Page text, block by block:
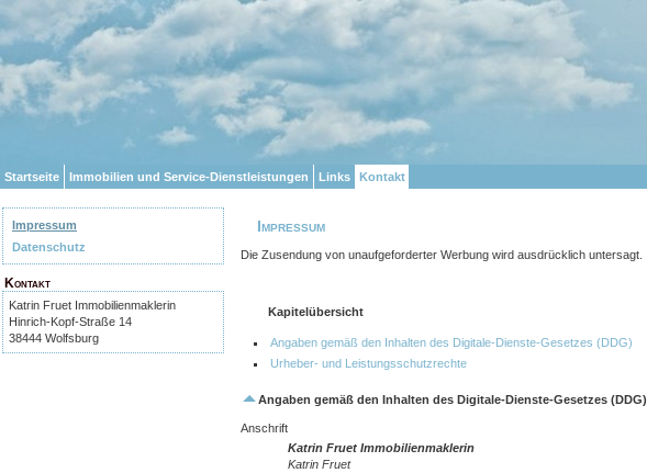
Startseite Immobilien und Service-Dienstleistungen Links Kontakt
Impressum
Datenschutz
Kontakt
Katrin Fruet Immobilienmaklerin
Hinrich-Kopf-Straße 14
38444 Wolfsburg
Impressum
Die Zusendung von unaufgeforderter Werbung wird ausdrücklich untersagt.
Kapitelübersicht
Angaben gemäß den Inhalten des Digitale-Dienste-Gesetzes (DDG)
Urheber- und Leistungsschutzrechte
Angaben gemäß den Inhalten des Digitale-Dienste-Gesetzes (DDG)
Anschrift
Katrin Fruet Immobilienmaklerin
Katrin Fruet